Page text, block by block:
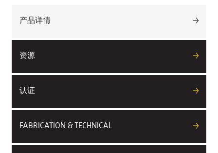
产品详情
资源
认证
FABRICATION & TECHNICAL